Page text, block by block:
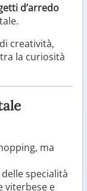
d’arredo
creatività,
la curiosità
ma
specialità
viterbese e